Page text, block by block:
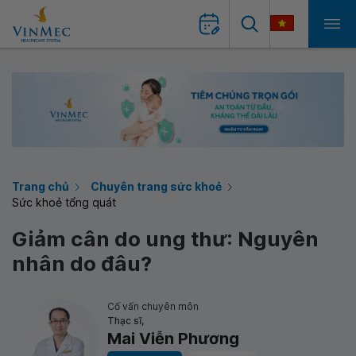
Trang chủ
Chuyên trang sức khoẻ
Sức khoẻ tổng quát
Giảm cân do ung thư: Nguyên
nhân do đâu?
Cố vấn chuyên môn
Thạc sĩ,
Mai Viễn Phương